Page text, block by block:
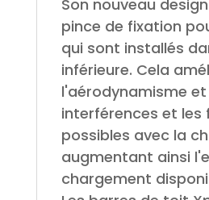
Son nouveau
pince de fixation
qui sont installés
inférieure. Cela
l'aérodynamisme et
interférences et
possibles avec la
augmentant ainsi
chargement